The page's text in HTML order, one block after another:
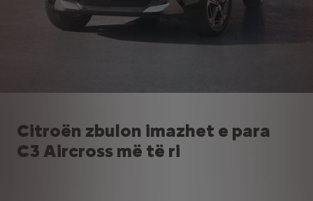
Citroën zbulon imazhet e para
C3 Aircross më të ri